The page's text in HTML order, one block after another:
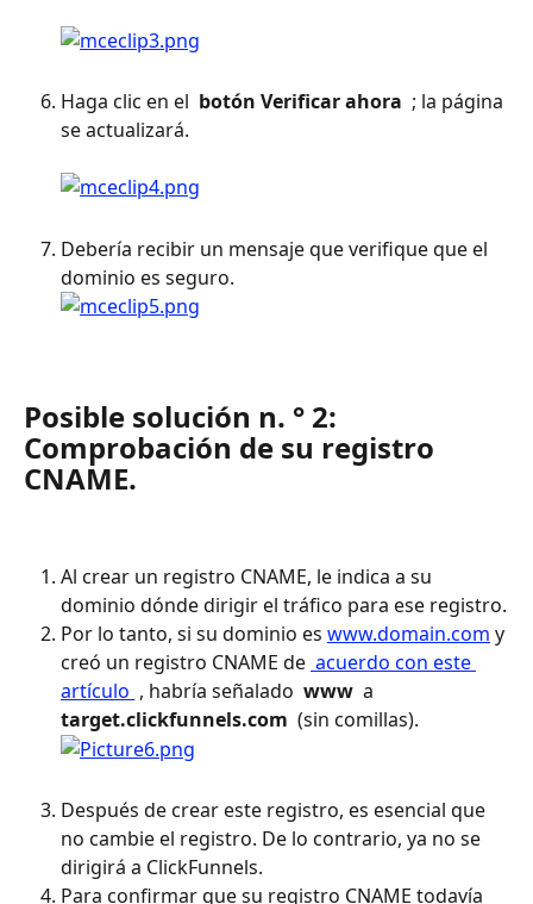
Haga clic en el botón Verificar ahora ; la página
se actualizará.
Debería recibir un mensaje que verifique que el
dominio es seguro.
Posible solución n. ° 2:
Comprobación de su registro
CNAME.
Al crear un registro CNAME, le indica a su
dominio dónde dirigir el tráfico para ese registro.
Por lo tanto, si su dominio es www.domain.com y
creó un registro CNAME de acuerdo con este
artículo , habría señalado www a
target.clickfunnels.com (sin comillas).
Después de crear este registro, es esencial que
no cambie el registro. De lo contrario, ya no se
dirigirá a ClickFunnels.
Para confirmar que su registro CNAME todavía